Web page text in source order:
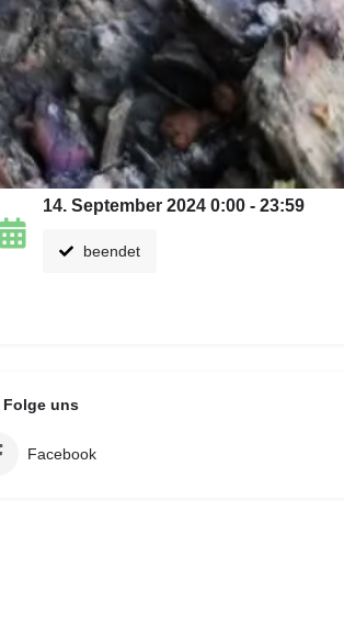
die nächsten Termine
14. September 2024 0:00 - 23:59
beendet
Folge uns
Facebook